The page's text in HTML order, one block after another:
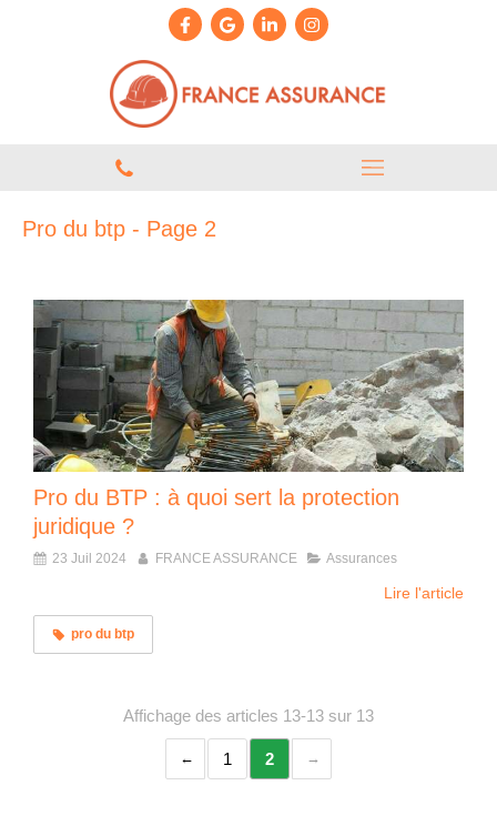
Pro du btp - Page 2
Pro du BTP : à quoi sert la protection
juridique ?
23 Juil 2024 FRANCE ASSURANCE Assurances
Lire l'article
pro du btp
Affichage des articles 13-13 sur 13
1 2